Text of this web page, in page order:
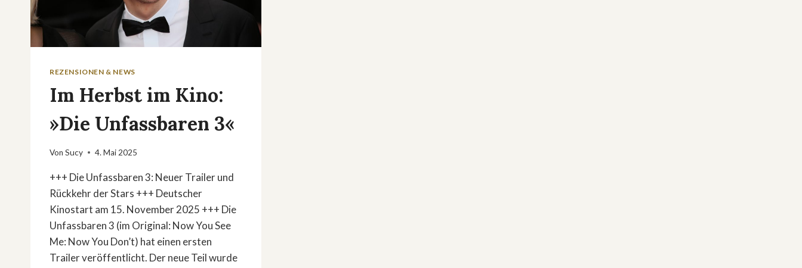
REZENSIONEN & NEWS
Im Herbst im Kino:
»Die Unfassbaren 3«
Von Sucy 4. Mai 2025
+++ Die Unfassbaren 3: Neuer Trailer und
Rückkehr der Stars +++ Deutscher
Kinostart am 15. November 2025 +++ Die
Unfassbaren 3 (im Original: Now You See
Me: Now You Don’t) hat einen ersten
Trailer veröffentlicht. Der neue Teil wurde